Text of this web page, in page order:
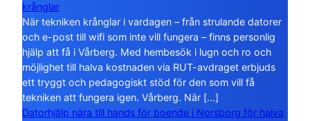
krånglar
När tekniken krånglar i vardagen – från strulande datorer
och e-post till wifi som inte vill fungera – finns personlig
hjälp att få i Vårberg. Med hembesök i lugn och ro och
möjlighet till halva kostnaden via RUT-avdraget erbjuds
ett tryggt och pedagogiskt stöd för den som vill få
tekniken att fungera igen. Vårberg. När […]
Datorhjälp nära till hands för boende i Norsborg för halva